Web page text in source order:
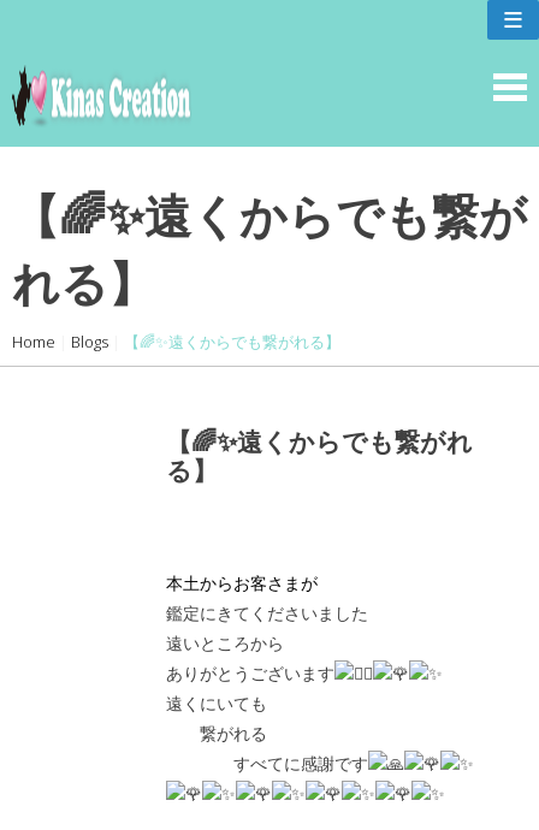
content
≡
【🌈✨遠くからでも繋が
れる】
Home Blogs 【🌈✨遠くからでも繋がれる】
【🌈✨遠くからでも繋がれ
る】
本土からお客さまが
鑑定にきてくださいました
遠いところから
ありがとうございます
遠くにいても
繋がれる
すべてに感謝です